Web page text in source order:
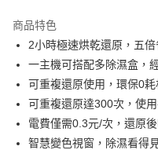
Apple Pay
街口支付
悠遊付
Google Pay
商品特色
2小時極速烘乾還原，五
一主機可搭配多除濕盒，
可重複還原使用，環保0耗
可重複還原達300次，使
電費僅需0.3元/次，還原
智慧變色視窗，除濕看得